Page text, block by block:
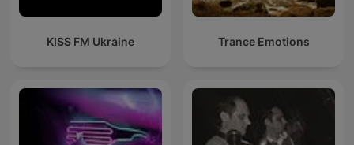
KISS FM Ukraine Trance Emotions